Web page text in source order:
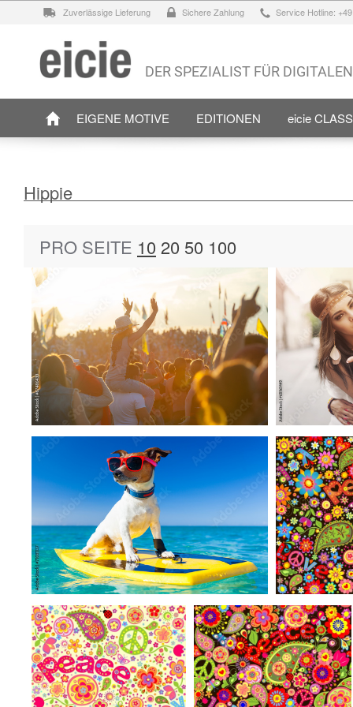
Zuverlässige Lieferung Sichere Zahlung Service Hotline:
DER SPEZIALIST FÜR
EIGENE MOTIVE EDITIONEN eicie
Hippie
PRO SEITE 10 20 50 100